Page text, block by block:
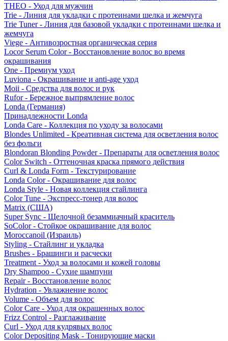
THEO - Уход для мужчин
Trie - Линия для укладки с протеинами шелка и жемчуга
Trie Tuner - Линия для базовой укладки с протеинами шелка и
жемчуга
Viege - Антивозростная органическая серия
Locor Serum Color - Восстановление волос во время
окрашивания
One - Премиум уход
Luviona - Окрашивание и anti-age уход
Moii - Средства для волос и рук
Rufor - Бережное выпрямление волос
Londa (Германия)
Принадлежности Londa
Londa Care - Коллекция по уходу за волосами
Blondes Unlimited - Креативная система для осветления волос
без фольги
Blondoran Blonding Powder - Препараты для осветления волос
Color Switch - Оттеночная краска прямого действия
Curl & Londa Form - Текстурирование
Londa Color - Окрашивание для волос
Londa Style - Новая коллекция стайлинга
Color Tune - Экспресс-тонер для волос
Matrix (США)
Super Sync - Щелочной безаммиачный краситель
SoColor - Стойкое окрашивание для волос
Moroccanoil (Израиль)
Styling - Стайлинг и укладка
Brushes - Брашинги и расчески
Treatment - Уход за волосами и кожей головы
Dry Shampoo - Сухие шампуни
Repair - Восстановление волос
Hydration - Увлажнение волос
Volume - Объем для волос
Color Care - Уход для окрашенных волос
Frizz Control - Разглаживание
Curl - Уход для кудрявых волос
Color Depositing Mask - Тонирующие маски